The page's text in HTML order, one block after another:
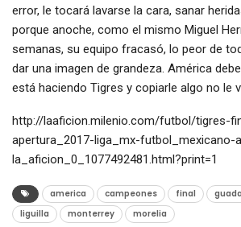
error, le tocará lavarse la cara, sanar
porque anoche, como el mismo Miguel
semanas, su equipo fracasó, lo peor de
dar una imagen de grandeza. América
está haciendo Tigres y copiarle algo no le
http://laaficion.milenio.com/futbol/tigres-
apertura_2017-liga_mx-futbol_mexicano-
la_aficion_0_1077492481.html?print=1
america campeones final
liguilla
monterrey morelia